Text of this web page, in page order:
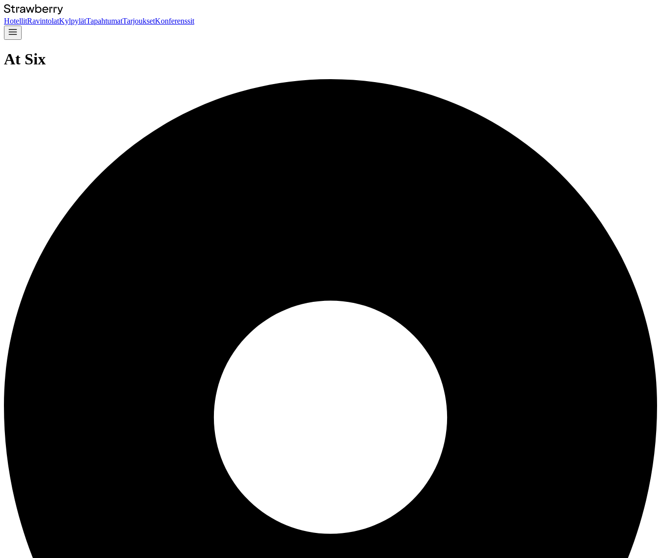
HotellitRavintolatKylpylätTapahtumatTarjouksetKonferenssit
At Six